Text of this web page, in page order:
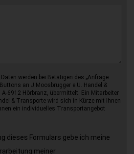
werden bei Betätigen des „Anfrage
an J.Moosbrugger e.U. Handel &
6912 Hörbranz, übermittelt. Ein Mitarbeiter
& Transporte wird sich in Kürze mit Ihnen
ein individuelles Transportangebot
dieses Formulars gebe ich meine
meiner